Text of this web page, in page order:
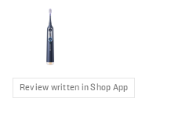
Review written in Shop App